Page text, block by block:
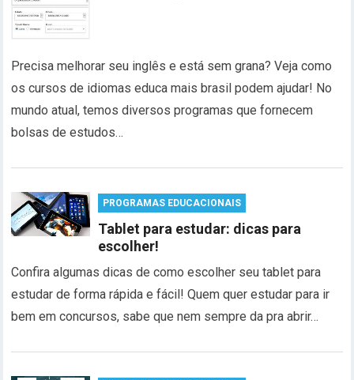
Precisa melhorar seu inglês e está sem grana? Veja como
os cursos de idiomas educa mais brasil podem ajudar! No
mundo atual, temos diversos programas que fornecem
bolsas de estudos…
PROGRAMAS EDUCACIONAIS
Tablet para estudar: dicas para
escolher!
Confira algumas dicas de como escolher seu tablet para
estudar de forma rápida e fácil! Quem quer estudar para ir
bem em concursos, sabe que nem sempre da pra abrir…